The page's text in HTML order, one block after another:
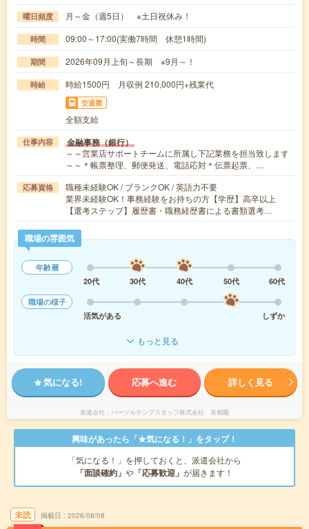
曜日頻度 月～金（週5日） ※土日祝休み！
時間 09:00～17:00(実働7時間 休憩1時間)
期間 2026年09月上旬～長期 ※9月～！
時給 時給1500円 月収例 210,000円+残業代
交通費
全額支給
仕事内容 金融事務（銀行）
～～営業店サポートチームに所属し下記業務を担当致します
～～＊帳票整理、郵便発送、電話応対＊伝票起票、…
応募資格
職種未経験OK / ブランクOK / 英語力不要
業界未経験OK！事務経験をお持ちの方【学歴】高卒以上
【選考ステップ】履歴書・職務経歴書による書類選考…
職場の雰囲気
年齢層
20代
30代 40代 50代
60代
職場の様子
活気がある
しずか
もっと見る
気になる! 応募へ進む 詳しく見る
派遣会社 パーソルテンプスタッフ株式会社 首都圏
興味があったら「★気になる！」をタップ！
「気になる！」を押しておくと、派遣会社から
「面談確約」 や 「応募歓迎」 が届きます！
未読 掲載日 2026/08/08